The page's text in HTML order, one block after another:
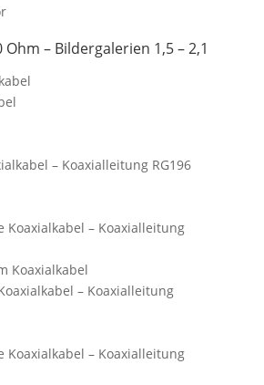
Ohm – Bildergalerien 1,5 – 2,1
– Koaxialleitung RG196
Koaxialkabel – Koaxialleitung
– Koaxialleitung
Koaxialkabel – Koaxialleitung